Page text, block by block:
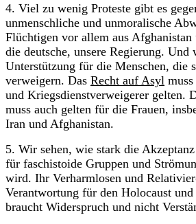
4. Viel zu wenig Proteste gibt es
unmenschliche und unmoralische
Flüchtigen vor allem aus Afghanistan
die deutsche, unsere Regierung. Und
Unterstützung für die Menschen, die
verweigern. Das Recht auf Asyl
und Kriegsdienstverweigerer gelten.
muss auch gelten für die Frauen,
Iran und Afghanistan.
5. Wir sehen, wie stark die
für faschistoide Gruppen und
wird. Ihr Verharmlosen und
Verantwortung für den Holocaust
braucht Widerspruch und nicht